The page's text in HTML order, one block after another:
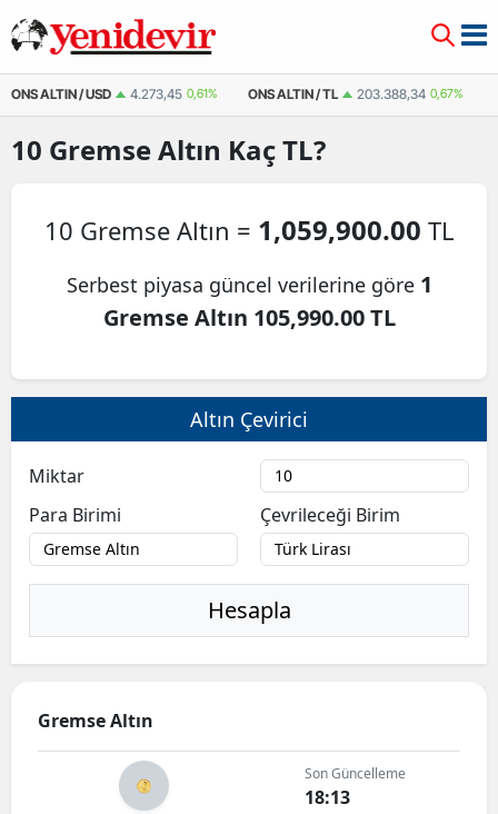
ONS ALTIN / USD 4.273,45 0,61% ONS ALTIN / TL 203.388,34 0,67%
10 Gremse Altın Kaç TL?
10 Gremse Altın = 1,059,900.00 TL
Serbest piyasa güncel verilerine göre 1
Gremse Altın 105,990.00 TL
Altın Çevirici
Miktar
Para Birimi
Çevrileceği Birim
Hesapla
Gremse Altın
Son Güncelleme
18:13